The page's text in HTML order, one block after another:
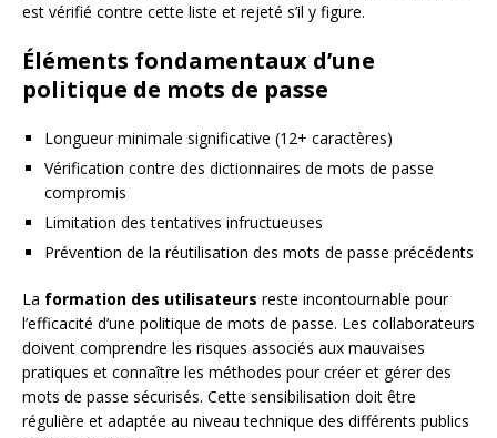
est vérifié contre cette liste et rejeté s’il y figure.
Éléments fondamentaux d’une
politique de mots de passe
Longueur minimale significative (12+ caractères)
Vérification contre des dictionnaires de mots de passe
compromis
Limitation des tentatives infructueuses
Prévention de la réutilisation des mots de passe précédents
La formation des utilisateurs reste incontournable pour
l’efficacité d’une politique de mots de passe. Les collaborateurs
doivent comprendre les risques associés aux mauvaises
pratiques et connaître les méthodes pour créer et gérer des
mots de passe sécurisés. Cette sensibilisation doit être
régulière et adaptée au niveau technique des différents publics